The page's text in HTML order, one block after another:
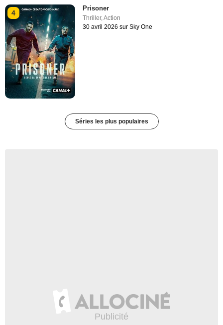
4
Prisoner
Thriller,Action
30 avril 2026 sur Sky One
Séries les plus populaires